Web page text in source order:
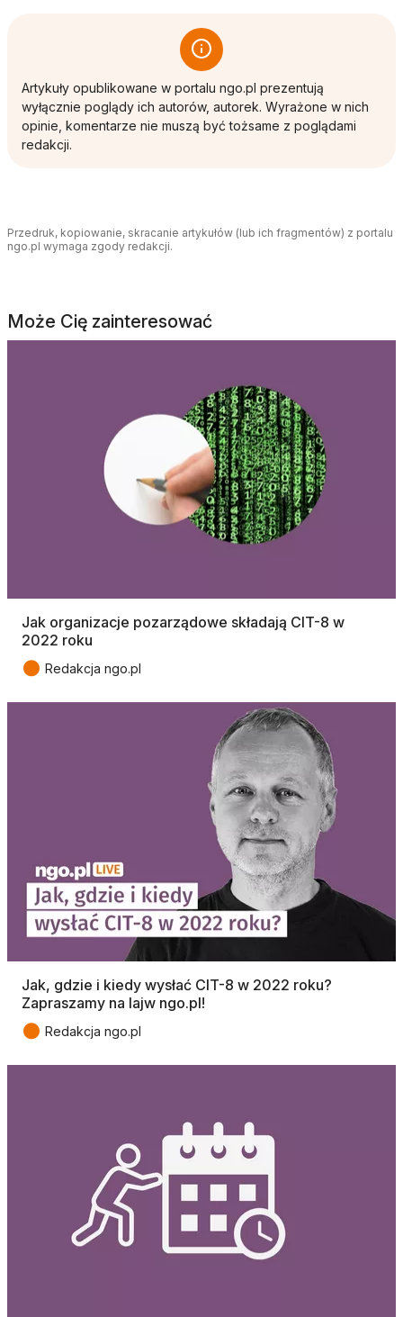
Artykuły opublikowane w portalu ngo.pl prezentują
wyłącznie poglądy ich autorów, autorek. Wyrażone w nich
opinie, komentarze nie muszą być tożsame z poglądami
redakcji.
Przedruk, kopiowanie, skracanie artykułów (lub ich fragmentów) z portalu
ngo.pl wymaga zgody redakcji.
Może Cię zainteresować
Jak organizacje pozarządowe składają CIT-8 w
2022 roku
● Redakcja ngo.pl
Jak, gdzie i kiedy wysłać CIT-8 w 2022 roku?
Zapraszamy na lajw ngo.pl!
● Redakcja ngo.pl